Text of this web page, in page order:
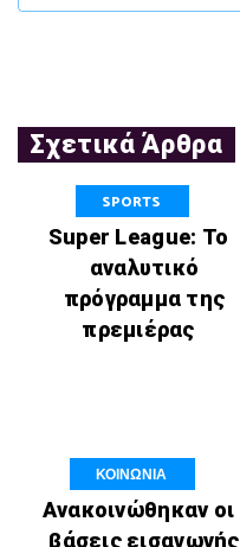
Σχετικά Άρθρα
SPORTS
Super League: Το
αναλυτικό
πρόγραμμα της
πρεμιέρας
ΚΟΙΝΩΝΙΑ
Ανακοινώθηκαν οι
βάσεις εισαγωγής